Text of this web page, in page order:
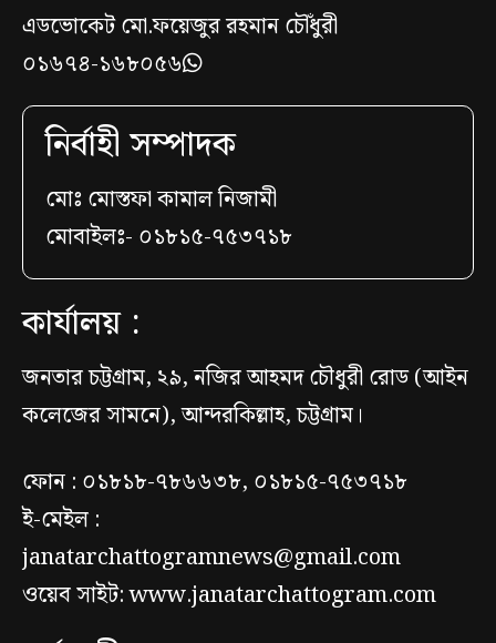
এডভোকেট মো.ফয়েজুর রহমান চৌঁধুরী
০১৬৭৪-১৬৮০৫৬
নির্বাহী সম্পাদক
মোঃ মোস্তফা কামাল নিজামী
মোবাইলঃ- ০১৮১৫-৭৫৩৭১৮
কার্যালয় :
জনতার চট্টগ্রাম, ২৯, নজির আহমদ চৌধুরী রোড (আইন
কলেজের সামনে), আন্দরকিল্লাহ, চট্টগ্রাম।
ফোন : ০১৮১৮-৭৮৬৬৩৮, ০১৮১৫-৭৫৩৭১৮
ই-মেইল :
janatarchattogramnews@gmail.com
ওয়েব সাইট: www.janatarchattogram.com